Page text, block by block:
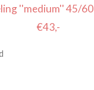
''medium'' 45/60